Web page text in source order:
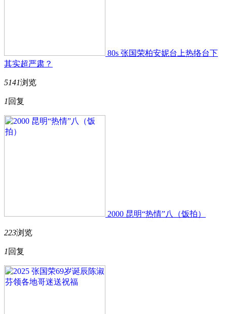
80s 张国荣柏安妮台上热络台下
其实超严肃？
5141浏览
1 回复
2000 昆明“热情”八（饭拍）
223浏览
1 回复